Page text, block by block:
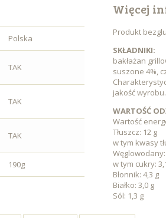
Polska
TAK
TAK
TAK
190g
Więcej
Produkt
SKŁADNIKI:
bakłażan
suszone 4%,
jakość wyrobu.
WARTOŚĆ
Wartość
Tłuszcz: 12 g
w tym kwasy
Węglowodany:
w tym cukry:
Błonnik: 4,3 g
Białko: 3,0 g
Sól: 1,3 g